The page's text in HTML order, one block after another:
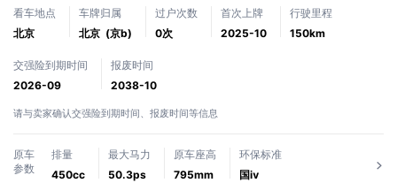
看车地点
北京
车牌归属
北京 (京b)
过户次数
0次
首次上牌
2025-10
行驶里程
150km
交强险到期时间
2026-09
报废时间
2038-10
请与卖家确认交强险到期时间、报废时间等信息
原车
参数
排量
450cc
最大马力
50.3ps
原车座高
795mm
环保标准
国ⅳ